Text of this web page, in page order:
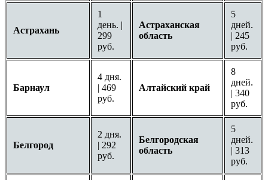
Астрахань
1
день. |
299
руб.
Астраханская
область
5
дней.
| 245
руб.
Барнаул
4 дня.
| 469
руб.
Алтайский край
8
дней.
| 340
руб.
Белгород
2 дня.
| 292
руб.
Белгородская
область
5
дней.
| 313
руб.